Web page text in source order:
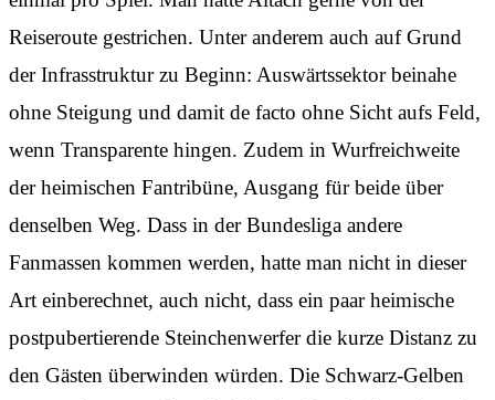
Reiseroute gestrichen. Unter anderem auch auf Grund
der Infrasstruktur zu Beginn: Auswärtssektor beinahe
ohne Steigung und damit de facto ohne Sicht aufs Feld,
wenn Transparente hingen. Zudem in Wurfreichweite
der heimischen Fantribüne, Ausgang für beide über
denselben Weg. Dass in der Bundesliga andere
Fanmassen kommen werden, hatte man nicht in dieser
Art einberechnet, auch nicht, dass ein paar heimische
postpubertierende Steinchenwerfer die kurze Distanz zu
den Gästen überwinden würden. Die Schwarz-Gelben